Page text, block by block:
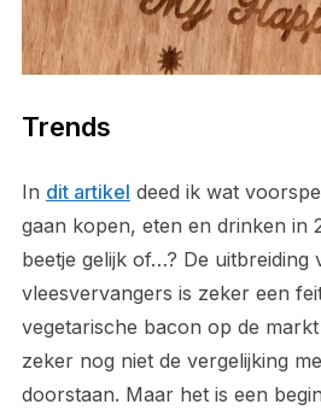
Trends
In dit artikel deed ik wat
gaan kopen, eten en drinken in
beetje gelijk of…? De uitbreiding
vleesvervangers is zeker een
vegetarische bacon op de
zeker nog niet de vergelijking
doorstaan. Maar het is een